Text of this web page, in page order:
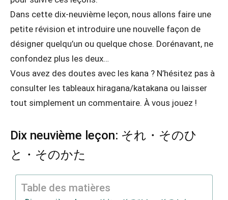
Dans cette dix-neuvième leçon, nous allons faire une
petite révision et introduire une nouvelle façon de
désigner quelqu’un ou quelque chose. Dorénavant, ne
confondez plus les deux…
Vous avez des doutes avec les kana ? N’hésitez pas à
consulter les tableaux hiragana/katakana ou laisser
tout simplement un commentaire. À vous jouez !
Dix neuvième leçon: それ・そのひ
と・そのかた
Table des matières